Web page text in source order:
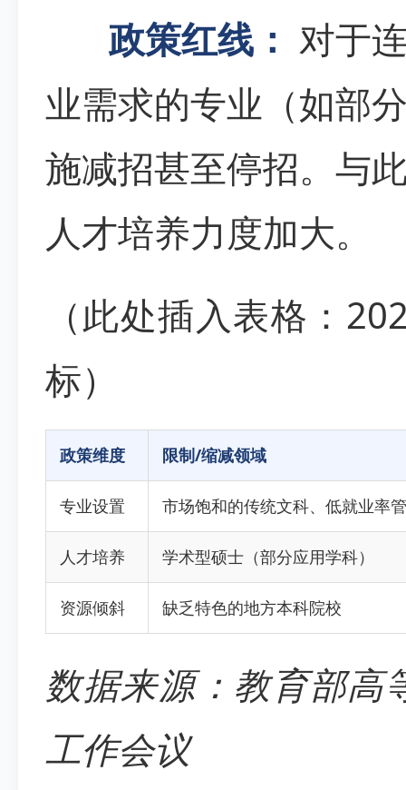
政策红线： 对于
业需求的专业（如部
施减招甚至停招。与
人才培养力度加大。
（此处插入表格：
标）
政策维度 限制/缩减领域
专业设置 市场饱和的传统文科、低就业率
人才培养 学术型硕士（部分应用学科）
资源倾斜 缺乏特色的地方本科院校
数据来源：教育部高
工作会议